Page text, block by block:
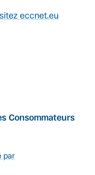
eccnet.eu
Consommateurs
par